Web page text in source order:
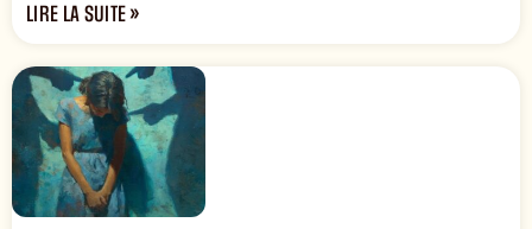
LIRE LA SUITE »